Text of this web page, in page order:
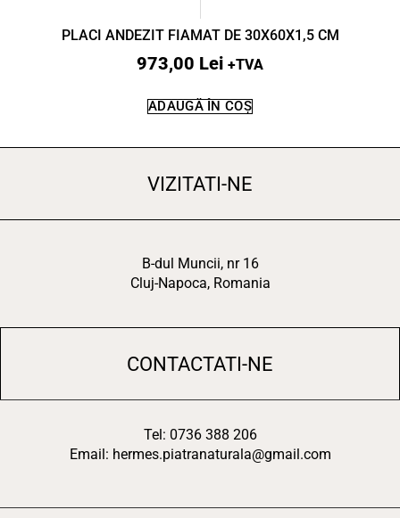
PLACI ANDEZIT FIAMAT DE 30X60X1,5 CM
973,00 Lei +TVA
ADAUGĂ ÎN COȘ
VIZITATI-NE
B-dul Muncii, nr 16
Cluj-Napoca, Romania
CONTACTATI-NE
Tel: 0736 388 206
Email: hermes.piatranaturala@gmail.com